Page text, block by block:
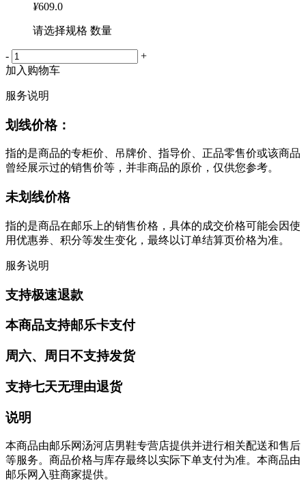
¥609.0
请选择规格 数量
-
+
加入购物车
服务说明
划线价格：
指的是商品的专柜价、吊牌价、指导价、正品零售价或该商品
曾经展示过的销售价等，并非商品的原价，仅供您参考。
未划线价格
指的是商品在邮乐上的销售价格，具体的成交价格可能会因使
用优惠券、积分等发生变化，最终以订单结算页价格为准。
服务说明
支持极速退款
本商品支持邮乐卡支付
周六、周日不支持发货
支持七天无理由退货
说明
本商品由邮乐网汤河店男鞋专营店提供并进行相关配送和售后
等服务。商品价格与库存最终以实际下单支付为准。本商品由
邮乐网入驻商家提供。